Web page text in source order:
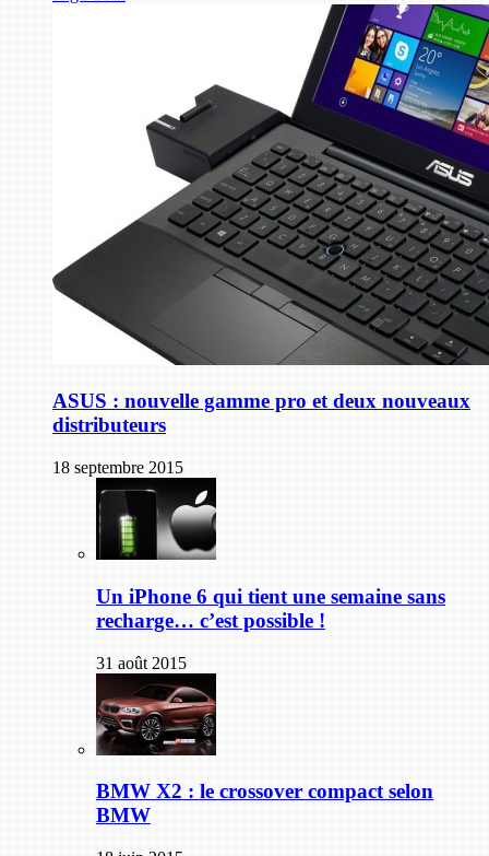
ASUS : nouvelle gamme pro et deux nouveaux
distributeurs
18 septembre 2015
Un iPhone 6 qui tient une semaine sans
recharge… c’est possible !
31 août 2015
BMW X2 : le crossover compact selon
BMW